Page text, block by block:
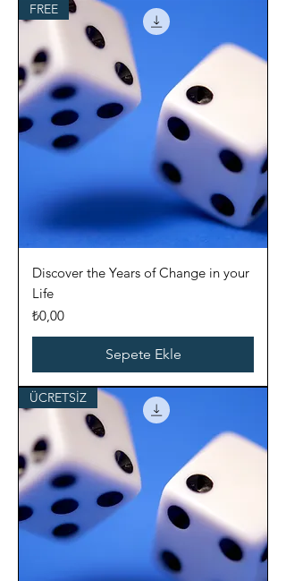
FREE
Discover the Years of Change in your
Life
Fiyat
₺0,00
Sepete Ekle
ÜCRETSİZ